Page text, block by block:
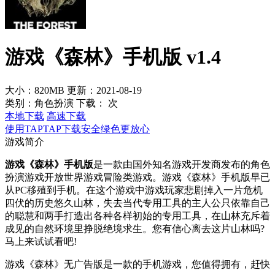
游戏《森林》手机版 v1.4
大小：820MB 更新：2021-08-19
类别：角色扮演 下载：
次
本地下载 高速下载
使用TAPTAP下载安全绿色更放心
游戏简介
游戏《森林》手机版是一款由国外知名游戏开发商发布的角色
扮演游戏开放世界游戏冒险类游戏。游戏《森林》手机版早已
从PC移殖到手机。在这个游戏中游戏玩家悲剧掉入一片危机
四伏的历史悠久山林，失去当代专用工具的主人公只依靠自己
的聪慧和两手打造出各种各样初始的专用工具，在山林充斥着
成见的自然环境里挣脱绝境求生。您有信心离去这片山林吗?
马上来试试看吧!
游戏《森林》无广告版是一款的手机游戏，您值得拥有，赶快